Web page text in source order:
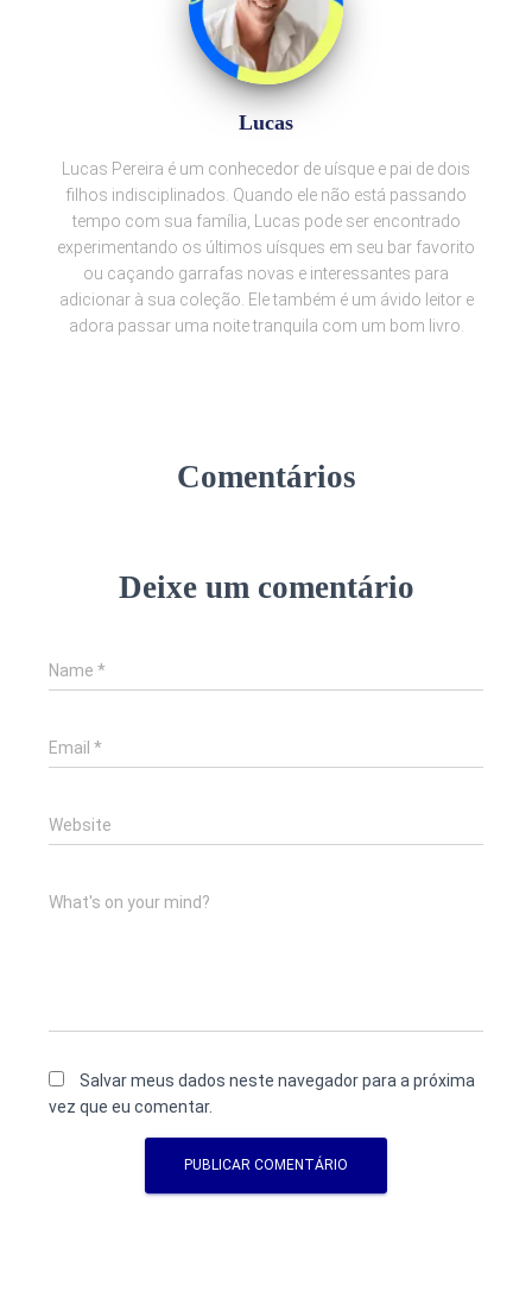
Lucas
Lucas Pereira é um conhecedor de uísque e pai de dois
filhos indisciplinados. Quando ele não está passando
tempo com sua família, Lucas pode ser encontrado
experimentando os últimos uísques em seu bar favorito
ou caçando garrafas novas e interessantes para
adicionar à sua coleção. Ele também é um ávido leitor e
adora passar uma noite tranquila com um bom livro.
Comentários
Deixe um comentário
Name *
Email *
Website
What's on your mind?
Salvar meus dados neste navegador para a próxima
vez que eu comentar.